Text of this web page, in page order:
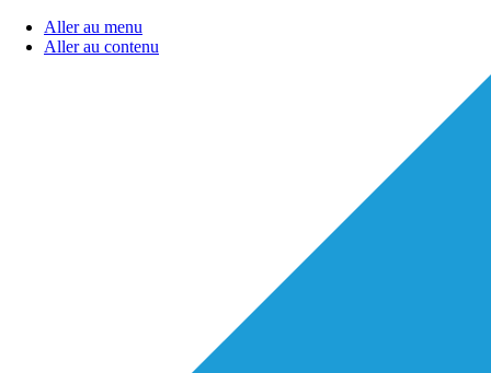
Aller au menu
Aller au contenu